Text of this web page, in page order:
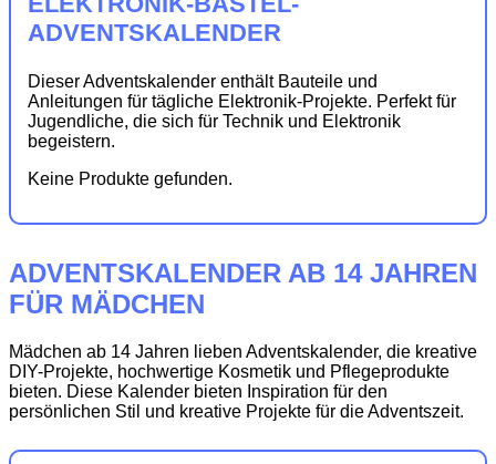
ADVENTSKALENDER
Dieser Adventskalender enthält Bauteile und
Anleitungen für tägliche Elektronik-Projekte. Perfekt für
Jugendliche, die sich für Technik und Elektronik
begeistern.
Keine Produkte gefunden.
ADVENTSKALENDER AB 14 JAHREN
FÜR MÄDCHEN
Mädchen ab 14 Jahren lieben Adventskalender, die kreative
DIY-Projekte, hochwertige Kosmetik und Pflegeprodukte
bieten. Diese Kalender bieten Inspiration für den
persönlichen Stil und kreative Projekte für die Adventszeit.